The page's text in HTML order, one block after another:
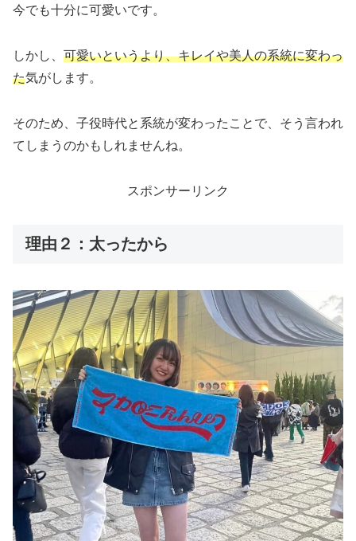
今でも十分に可愛いです。
しかし、 可愛いというより、キレイや美人の系統に変わっ
た気がします。
そのため、子役時代と系統が変わったことで、そう言われ
てしまうのかもしれませんね。
スポンサーリンク
理由２：太ったから